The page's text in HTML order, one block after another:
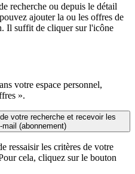
recherche ou depuis le détail
ajouter la ou les offres de
Il suffit de cliquer sur l'icône
votre espace personnel,
».
votre recherche et recevoir les
(abonnement)
ressaisir les critères de votre
cela, cliquez sur le bouton